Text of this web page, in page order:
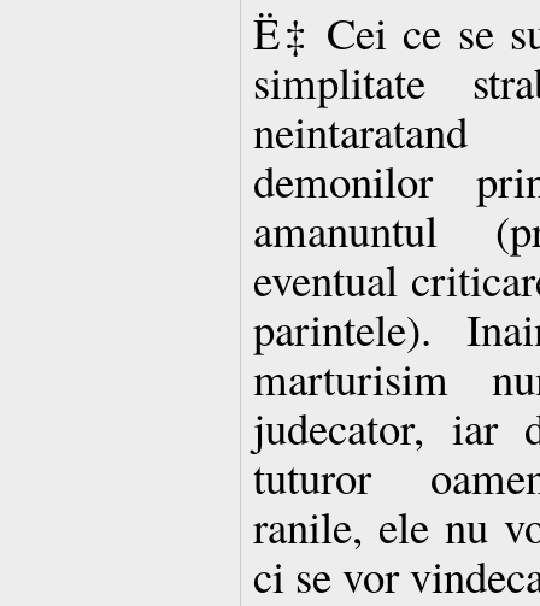
Ë‡ Cei ce se
simplitate
demonilor
amanuntul
eventual
parintele).
marturisim
judecator, iar
tuturor
ranile, ele nu
ci se vor